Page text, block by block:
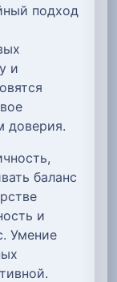
подход
и
доверия.
баланс
и
Умение